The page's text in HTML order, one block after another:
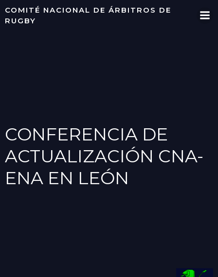
Saltar
COMITÉ NACIONAL DE ÁRBITROS DE
RUGBY
CONFERENCIA DE
ACTUALIZACIÓN CNA-
ENA EN LEÓN